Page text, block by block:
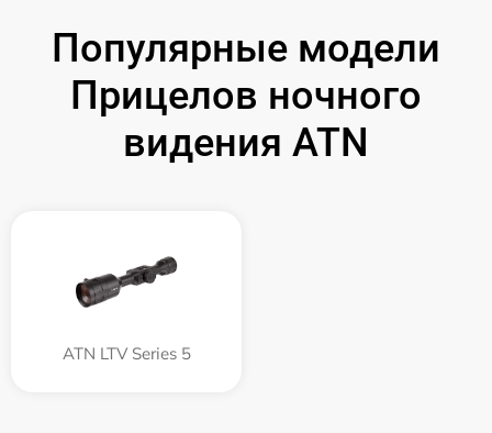
Популярные модели
Прицелов ночного
видения ATN
ATN LTV Series 5